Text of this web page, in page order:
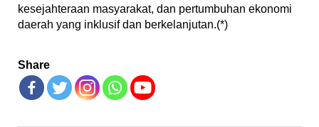
kesejahteraan masyarakat, dan pertumbuhan ekonomi
daerah yang inklusif dan berkelanjutan.(*)
Share